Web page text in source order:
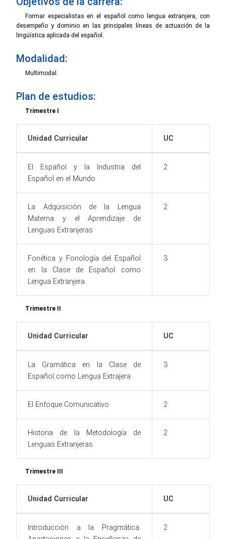
Formar especialistas en el español como lengua extranjera, con
desempeño y dominio en las principales líneas de actuación de la
lingüística aplicada del español.
Modalidad:
Multimodal.
Plan de estudios:
Trimestre I
Unidad Curricular UC
El Español y la Industria del
Español en el Mundo
2
La Adquisición de la Lengua
Materna y el Aprendizaje de
Lenguas Extranjeras
2
Fonética y Fonología del Español
en la Clase de Español como
Lengua Extranjera
3
Trimestre II
Unidad Curricular UC
La Gramática en la Clase de
Español como Lengua Extrajera
3
El Enfoque Comunicativo 2
Historia de la Metodología de
Lenguas Extranjeras
2
Trimestre III
Unidad Curricular UC
Introducción a la Pragmática:
2